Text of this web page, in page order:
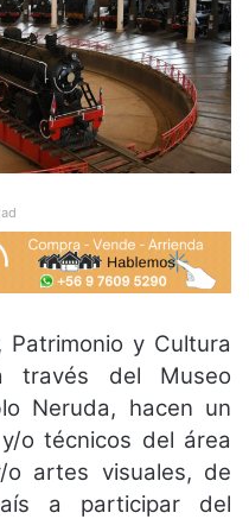
Patrimonio y Cultura
través del Museo
Neruda, hacen un
o técnicos del área
artes visuales, de
a participar del